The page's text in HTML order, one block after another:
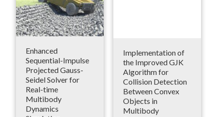
Enhanced
Sequential-Impulse
Projected Gauss-
Seidel Solver for
Real-time
Multibody
Dynamics
Implementation of
the Improved GJK
Algorithm for
Collision Detection
Between Convex
Objects in
Multibody